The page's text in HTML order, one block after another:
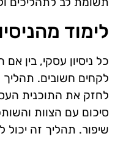
לימוד
כל ניסיון עסקי, בין
לקחים חשובים. תהליך
לחזק את התוכנית
סיכום עם הצוות
שיפור. תהליך זה יכול